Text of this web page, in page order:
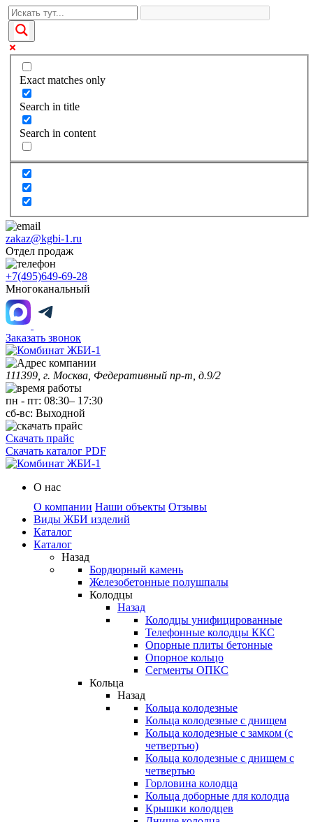
Exact matches only
Search in title
Search in content
zakaz@kgbi-1.ru
Отдел продаж
+7(495)649-69-28
Многоканальный
Заказать звонок
111399, г. Москва, Федеративный пр-т, д.9/2
пн - пт: 08:30– 17:30
сб-вс: Выходной
Скачать прайс
Скачать каталог PDF
О нас
О компании Наши объекты Отзывы
Виды ЖБИ изделий
Каталог
Каталог
Назад
Бордюрный камень
Железобетонные полушпалы
Колодцы
Назад
Колодцы унифицированные
Телефонные колодцы ККС
Опорные плиты бетонные
Опорное кольцо
Сегменты ОПКС
Кольца
Назад
Кольца колодезные
Кольца колодезные с днищем
Кольца колодезные с замком (с
четвертью)
Кольца колодезные с днищем с
четвертью
Горловина колодца
Кольца доборные для колодца
Крышки колодцев